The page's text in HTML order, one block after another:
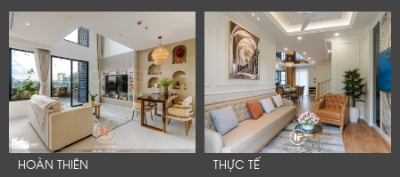
HOÀN THIÊN
THỰC TẾ